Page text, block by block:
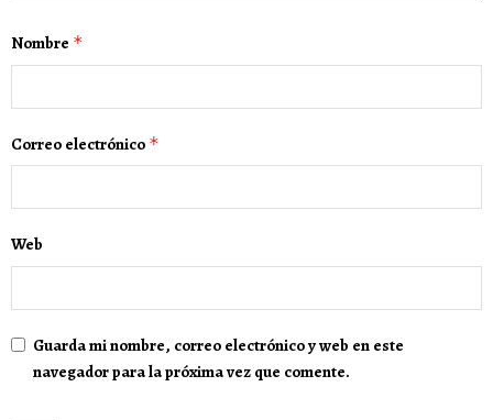
Nombre *
Correo electrónico *
Web
Guarda mi nombre, correo electrónico y web en este
navegador para la próxima vez que comente.